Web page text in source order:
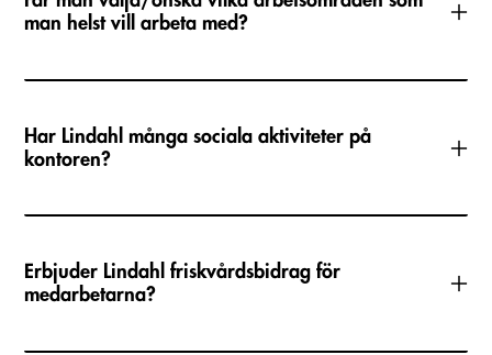
man helst vill arbeta med?
Har Lindahl många sociala aktiviteter på
kontoren?
Erbjuder Lindahl friskvårdsbidrag för
medarbetarna?